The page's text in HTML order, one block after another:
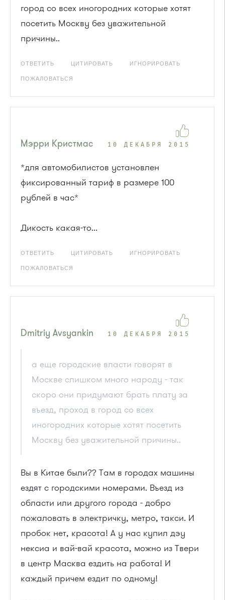
город со всех иногородних которые хотят
посетить Москву без уважительной
причины..
ОТВЕТИТЬ ЦИТИРОВАТЬ ИГНОРИРОВАТЬ
ПОЖАЛОВАТЬСЯ
Мэрри Кристмас 10 ДЕКАБРЯ 2015
*для автомобилистов установлен
фиксированный тариф в размере 100
рублей в час*
Дикость какая-то...
ОТВЕТИТЬ ЦИТИРОВАТЬ ИГНОРИРОВАТЬ
ПОЖАЛОВАТЬСЯ
Dmitriy Avsyankin 10 ДЕКАБРЯ 2015
а еще городские власти говорят в
Москве слишком много народу - так
скоро они придумают брать плату за
въезд, проход в город со всех
иногородних которые хотят посетить
Москву без уважительной причины..
Вы в Китае были?? Там в городах машины
ездят с городскими номерами. Въезд из
области или другого города - добро
пожаловать в электричку, метро, такси. И
пробок нет, красота! А у нас купил дэу
нексиа и вай-вай красота, можно из Твери
в центр Масква ездить на работа! И
каждый причем ездит по одному!